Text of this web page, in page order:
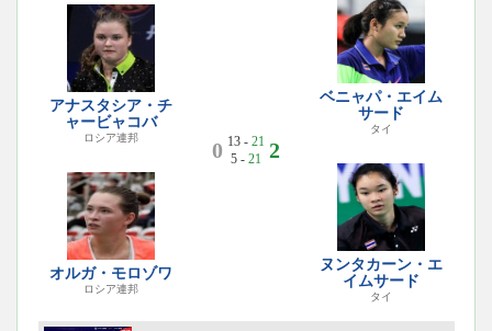
アナスタシア・チ
ャービャコバ
ロシア連邦
オルガ・モロゾワ
ロシア連邦
0 13 - 21
5 - 21 2
ベニャパ・エイム
サード
タイ
ヌンタカーン・エ
イムサード
タイ